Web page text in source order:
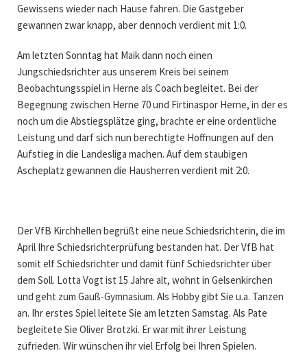
Gewissens wieder nach Hause fahren. Die Gastgeber
gewannen zwar knapp, aber dennoch verdient mit 1:0.
Am letzten Sonntag hat Maik dann noch einen
Jungschiedsrichter aus unserem Kreis bei seinem
Beobachtungsspiel in Herne als Coach begleitet. Bei der
Begegnung zwischen Herne 70 und Firtinaspor Herne, in der es
noch um die Abstiegsplätze ging, brachte er eine ordentliche
Leistung und darf sich nun berechtigte Hoffnungen auf den
Aufstieg in die Landesliga machen. Auf dem staubigen
Ascheplatz gewannen die Hausherren verdient mit 2:0.
Der VfB Kirchhellen begrüßt eine neue Schiedsrichterin, die im
April Ihre Schiedsrichterprüfung bestanden hat. Der VfB hat
somit elf Schiedsrichter und damit fünf Schiedsrichter über
dem Soll. Lotta Vogt ist 15 Jahre alt, wohnt in Gelsenkirchen
und geht zum Gauß-Gymnasium. Als Hobby gibt Sie u.a. Tanzen
an. Ihr erstes Spiel leitete Sie am letzten Samstag. Als Pate
begleitete Sie Oliver Brotzki. Er war mit ihrer Leistung
zufrieden. Wir wünschen ihr viel Erfolg bei Ihren Spielen.